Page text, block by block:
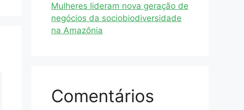
Mulheres lideram nova geração de
negócios da sociobiodiversidade
na Amazônia
Comentários